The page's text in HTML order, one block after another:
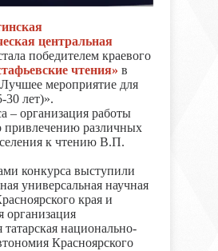
центральная
победителем краевого
чтения» в
мероприятие для
30 лет)».
– организация работы
привлечению различных
к чтению В.П.
конкурса выступили
универсальная научная
края и
организация
татарская национально-
Красноярского